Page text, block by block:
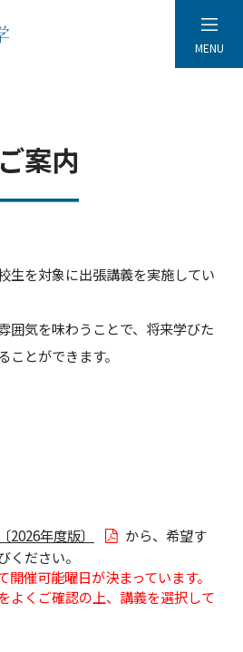
MENU
案内
生を対象に出張講義を実施してい
囲気を味わうことで、将来学びた
ことができます。
2026年度版〕
から、希望す
ください。
催可能曜日が決まっています。
よくご確認の上、講義を選択して